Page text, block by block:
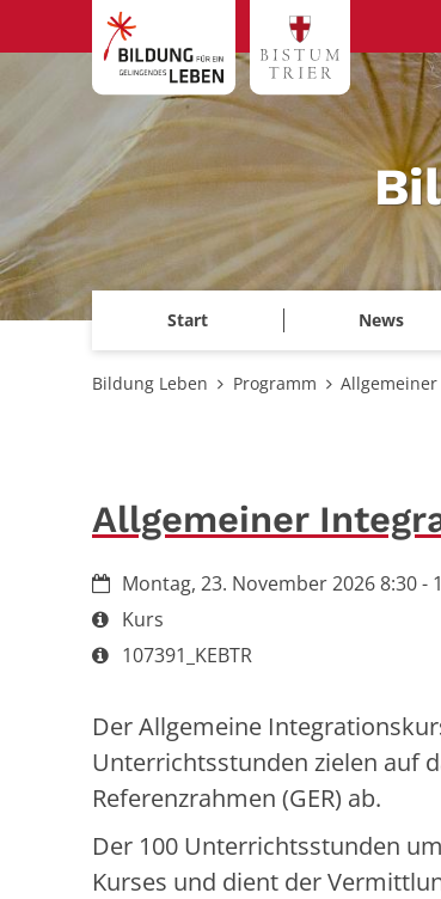
Zum Inhalt springen
Start News
Bildung Leben Programm
Allgemeiner
Datum:Montag, 23. November 2026 8:30 -
Art bzw. Nummer:
Kurs
Art bzw. Nummer:
107391_KEBTR
Der Allgemeine
Unterrichtsstunden zielen auf
Referenzrahmen (GER) ab.
Der 100 Unterrichtsstunden
Kurses und dient der